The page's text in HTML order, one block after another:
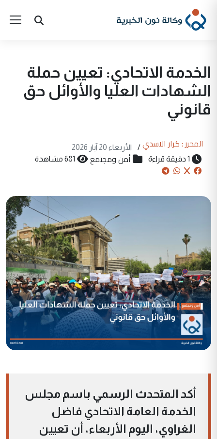
الخدمة الاتحادي: تعيين حملة
الشهادات العليا والأوائل حق
قانوني
المحرر : كرار الاسدي /
الأربعاء 20 آيار 2026
1 دقيقة قراءة
أمن ومجتمع 681 مشاهدة
أكد المتحدث الرسمي باسم مجلس
الخدمة العامة الاتحادي فاضل
الغراوي، اليوم الأربعاء، أن تعيين